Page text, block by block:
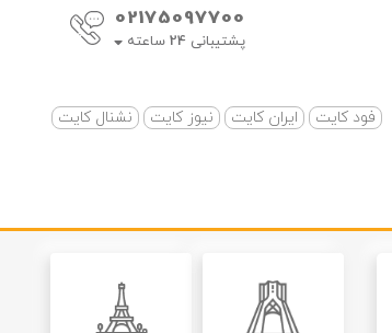
02175097700
پشتیبانی 24 ساعته
فود کایت ایران کایت نیوز کایت نشنال کایت